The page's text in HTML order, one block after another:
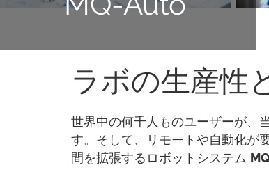
ラボの生産性
世界中の何千人ものユーザーが、
す。そして、リモートや自動化が
間を拡張するロボットシステム